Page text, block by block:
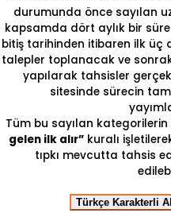
durumunda önce sayılan
kapsamda dört aylık bir
bitiş tarihinden itibaren ilk üç
talepler toplanacak ve
yapılarak tahsisler
sitesinde sürecin
Tüm bu sayılan
gelen ilk alır” kuralı
tıpkı mevcutta tahsis
Türkçe Karakterli